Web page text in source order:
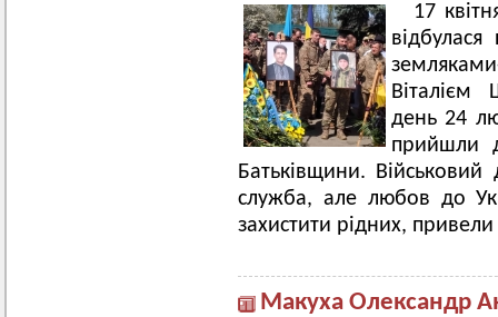
17
день 24
прийшли
Батьківщини.
служба, але любов до
захистити рідних,
Макуха Олександр